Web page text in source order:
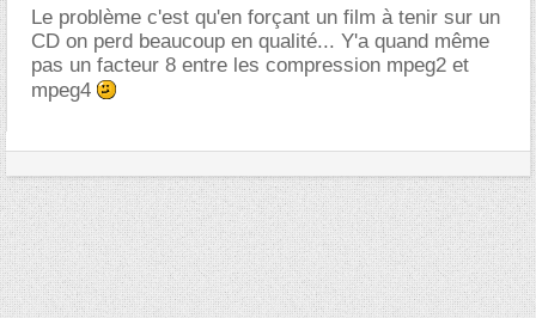
Le problème c'est qu'en forçant un film à tenir sur un
CD on perd beaucoup en qualité... Y'a quand même
pas un facteur 8 entre les compression mpeg2 et
mpeg4